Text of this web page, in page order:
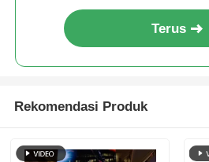
Terus
Rekomendasi Produk